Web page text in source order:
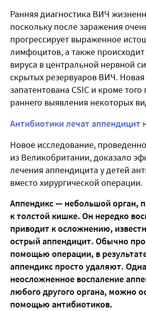
Ранняя диагностика ВИЧ
поскольку после заражения
прогрессирует выраженное
лимфоцитов, а также
вируса в центральной нервной
скрытых резервуаров ВИЧ.
запатентована CSIC и кроме
раннего выявления некоторых
Антибиотики лечат аппендицит
Новое исследование,
из Великобритании, доказало
лечения аппендицита у детей
вместо хирургической операции.
Аппендикс — небольшой орган,
к толстой кишке. Он нередко
приводит к осложнению,
острый аппендицит. Обычно
помощью операции, в
аппендикс просто удаляют.
неосложненное воспаление
любого другого органа, можно
помощью антибиотиков.